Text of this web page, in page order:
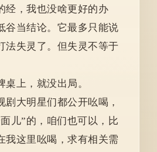
经，我也没啥更好的办
谷当结论。它最多只能说
法失灵了。但失灵不等于
上，就没出局。
剧大明星们都公开吆喝，
儿”的，咱们也可以，比
我这里吆喝，求有相关需